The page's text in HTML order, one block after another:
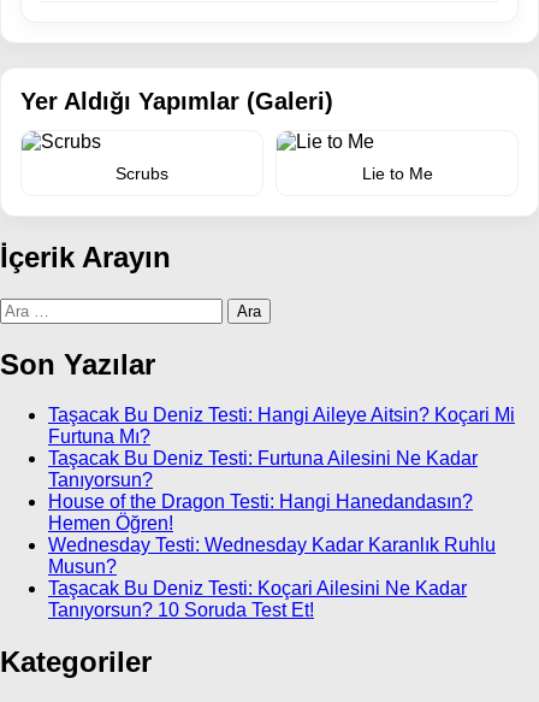
Yer Aldığı Yapımlar (Galeri)
Scrubs Lie to Me
İçerik Arayın
Arama:
Son Yazılar
Taşacak Bu Deniz Testi: Hangi Aileye Aitsin? Koçari Mi
Furtuna Mı?
Taşacak Bu Deniz Testi: Furtuna Ailesini Ne Kadar
Tanıyorsun?
House of the Dragon Testi: Hangi Hanedandasın?
Hemen Öğren!
Wednesday Testi: Wednesday Kadar Karanlık Ruhlu
Musun?
Taşacak Bu Deniz Testi: Koçari Ailesini Ne Kadar
Tanıyorsun? 10 Soruda Test Et!
Kategoriler